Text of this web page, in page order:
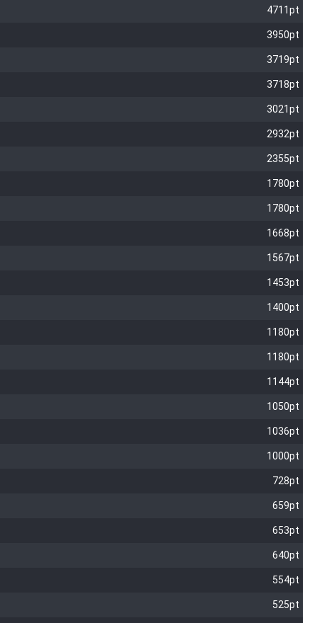
4711pt
3950pt
3719pt
3718pt
3021pt
2932pt
2355pt
1780pt
1780pt
1668pt
1567pt
1453pt
1400pt
1180pt
1180pt
1144pt
1050pt
1036pt
1000pt
728pt
659pt
653pt
640pt
554pt
525pt